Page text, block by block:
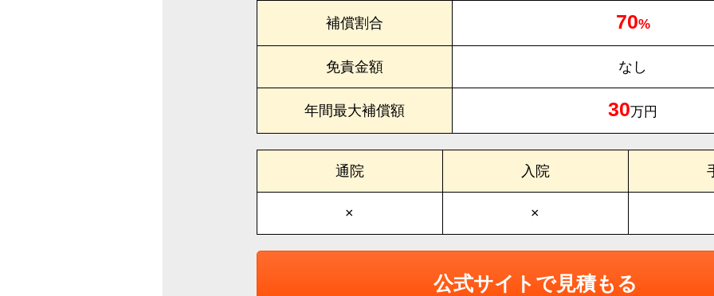
補償割合 70%
免責金額 なし
年間最大補償額 30万円
通院 入院
× ×
公式サイトで見積もる